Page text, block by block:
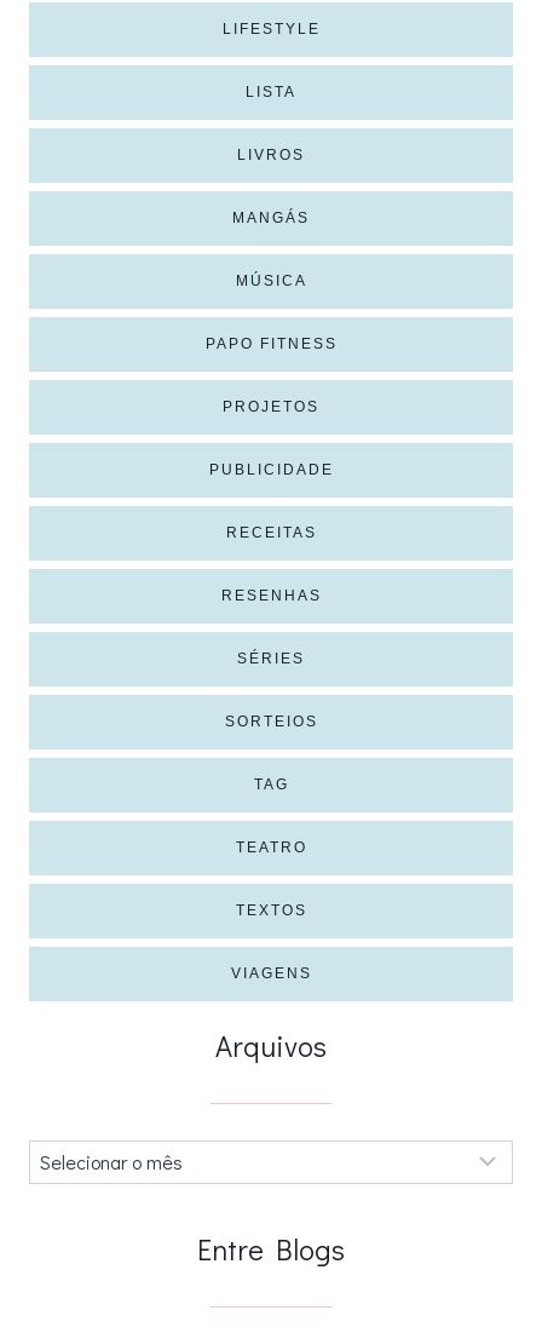
LIFESTYLE
LISTA
LIVROS
MANGÁS
MÚSICA
PAPO FITNESS
PROJETOS
PUBLICIDADE
RECEITAS
RESENHAS
SÉRIES
SORTEIOS
TAG
TEATRO
TEXTOS
VIAGENS
Arquivos
Arquivos
Entre Blogs